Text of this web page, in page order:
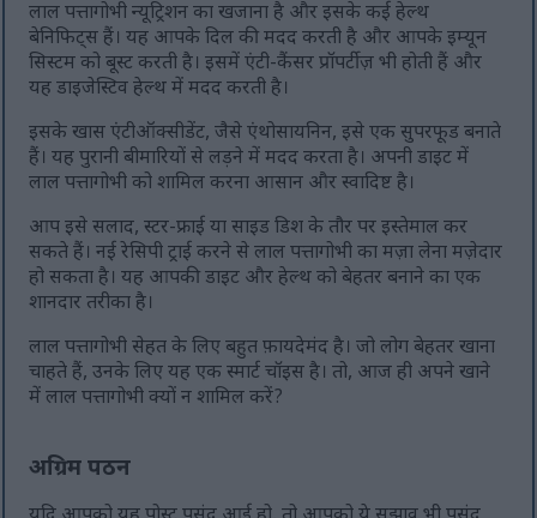
लाल पत्तागोभी न्यूट्रिशन का खजाना है और इसके कई हेल्थ
बेनिफिट्स हैं। यह आपके दिल की मदद करती है और आपके इम्यून
सिस्टम को बूस्ट करती है। इसमें एंटी-कैंसर प्रॉपर्टीज़ भी होती हैं और
यह डाइजेस्टिव हेल्थ में मदद करती है।
इसके खास एंटीऑक्सीडेंट, जैसे एंथोसायनिन, इसे एक सुपरफूड बनाते
हैं। यह पुरानी बीमारियों से लड़ने में मदद करता है। अपनी डाइट में
लाल पत्तागोभी को शामिल करना आसान और स्वादिष्ट है।
आप इसे सलाद, स्टर-फ्राई या साइड डिश के तौर पर इस्तेमाल कर
सकते हैं। नई रेसिपी ट्राई करने से लाल पत्तागोभी का मज़ा लेना मज़ेदार
हो सकता है। यह आपकी डाइट और हेल्थ को बेहतर बनाने का एक
शानदार तरीका है।
लाल पत्तागोभी सेहत के लिए बहुत फ़ायदेमंद है। जो लोग बेहतर खाना
चाहते हैं, उनके लिए यह एक स्मार्ट चॉइस है। तो, आज ही अपने खाने
में लाल पत्तागोभी क्यों न शामिल करें?
अग्रिम पठन